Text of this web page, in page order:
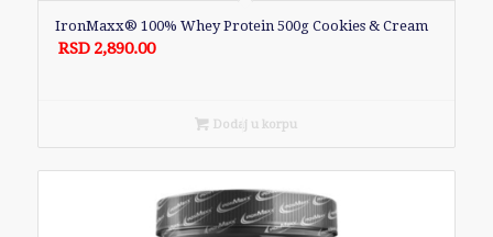
IronMaxx® 100% Whey Protein 500g Cookies & Cream
RSD 2,890.00
Dodaj u korpu